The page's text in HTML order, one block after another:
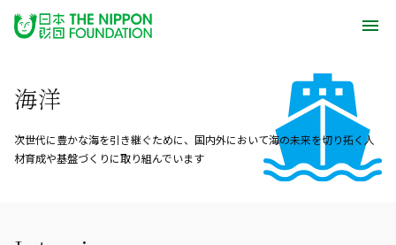
海洋
次世代に豊かな海を引き継ぐために、国内外において海の未来を切り拓く人
材育成や基盤づくりに取り組んでいます